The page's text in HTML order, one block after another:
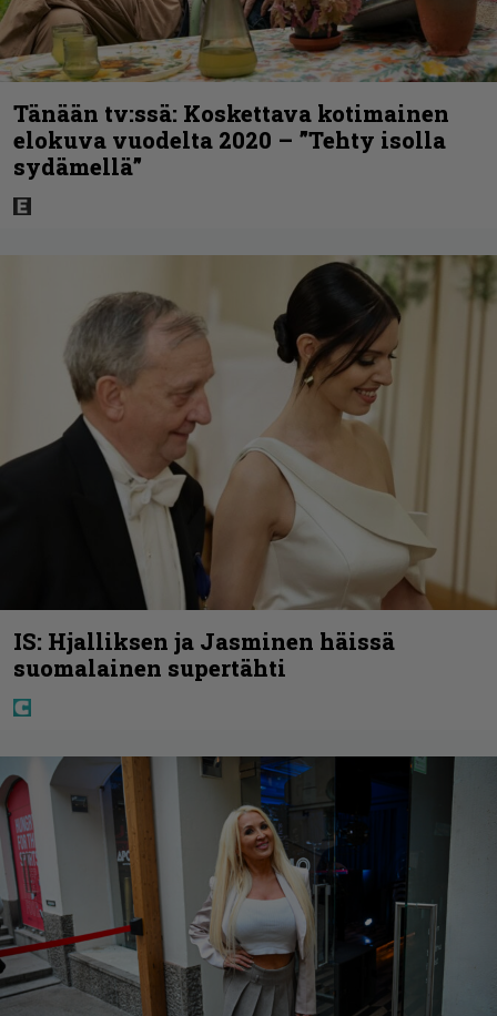
Tänään tv:ssä: Koskettava kotimainen
elokuva vuodelta 2020 – ”Tehty isolla
sydämellä”
IS: Hjalliksen ja Jasminen häissä
suomalainen supertähti